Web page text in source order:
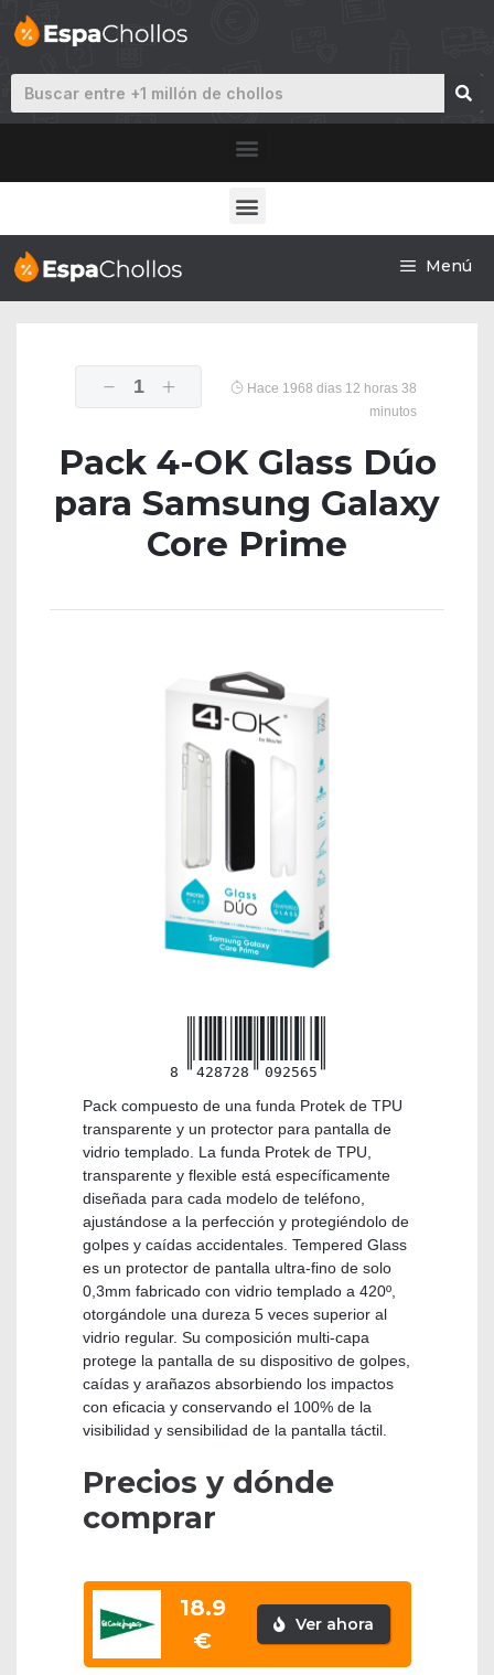
Menú
1
Hace 1968 dias 12 horas 38
minutos
Pack 4-OK Glass Dúo
para Samsung Galaxy
Core Prime
8 428728 092565
Pack compuesto de una funda Protek de TPU
transparente y un protector para pantalla de
vidrio templado. La funda Protek de TPU,
transparente y flexible está específicamente
diseñada para cada modelo de teléfono,
ajustándose a la perfección y protegiéndolo de
golpes y caídas accidentales. Tempered Glass
es un protector de pantalla ultra-fino de solo
0,3mm fabricado con vidrio templado a 420º,
otorgándole una dureza 5 veces superior al
vidrio regular. Su composición multi-capa
protege la pantalla de su dispositivo de golpes,
caídas y arañazos absorbiendo los impactos
con eficacia y conservando el 100% de la
visibilidad y sensibilidad de la pantalla táctil.
Precios y dónde
comprar
18.9
€
Ver ahora